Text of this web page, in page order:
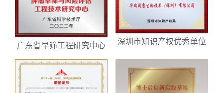
广东省早筛工程研究中心 深圳市知识产权优秀单位